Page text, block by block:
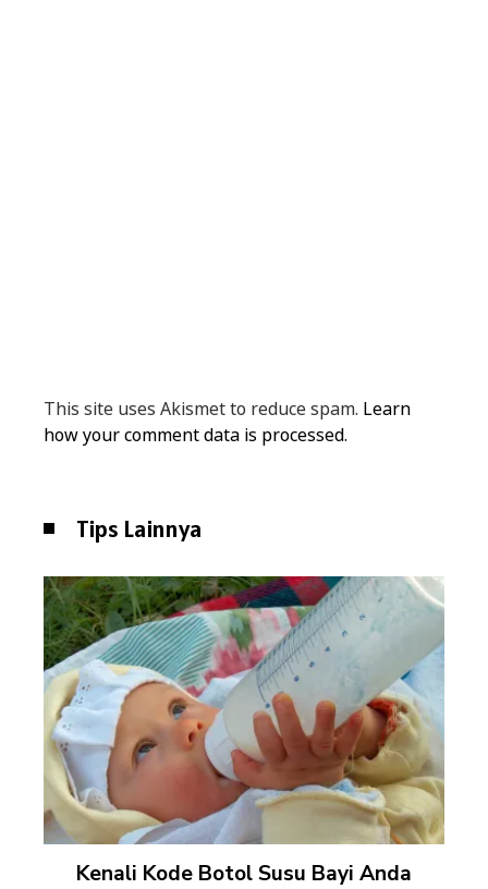
This site uses Akismet to reduce spam. Learn
how your comment data is processed.
Tips Lainnya
Kenali Kode Botol Susu Bayi Anda